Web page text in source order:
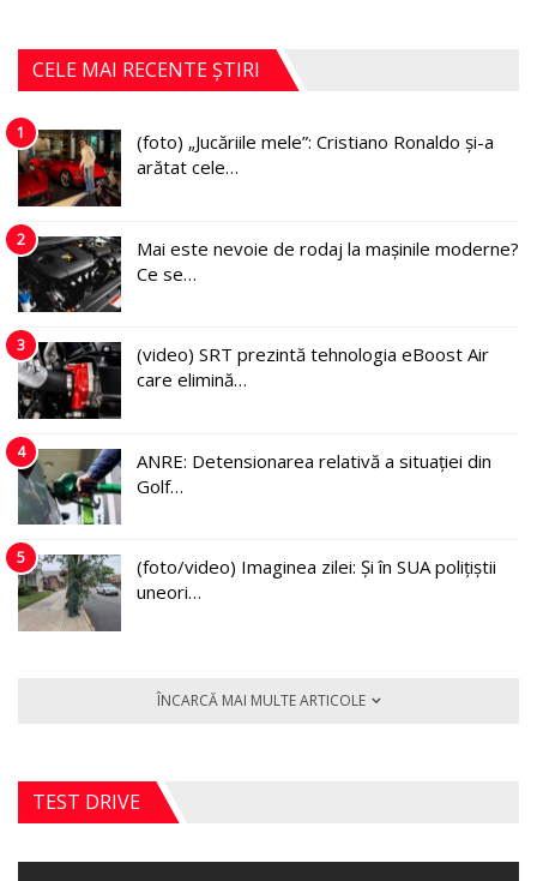
CELE MAI RECENTE ȘTIRI
1
(foto) „Jucăriile mele”: Cristiano Ronaldo și-a
arătat cele…
2
Mai este nevoie de rodaj la mașinile moderne?
Ce se…
3
(video) SRT prezintă tehnologia eBoost Air
care elimină…
4
ANRE: Detensionarea relativă a situației din
Golf…
5
(foto/video) Imaginea zilei: Și în SUA polițiștii
uneori…
ÎNCARCĂ MAI MULTE ARTICOLE
TEST DRIVE